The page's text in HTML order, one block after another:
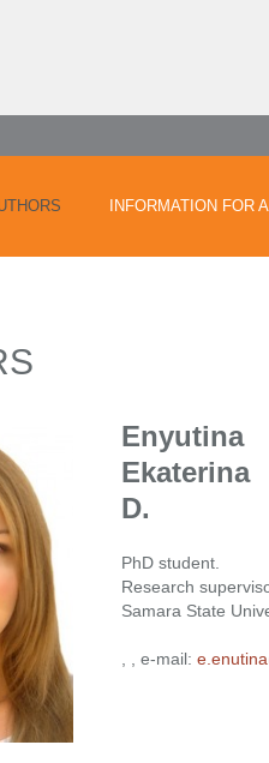
INFORMATION FOR
Enyutina
Ekaterina
D.
PhD student.
Research
Samara State
, , e-mail: